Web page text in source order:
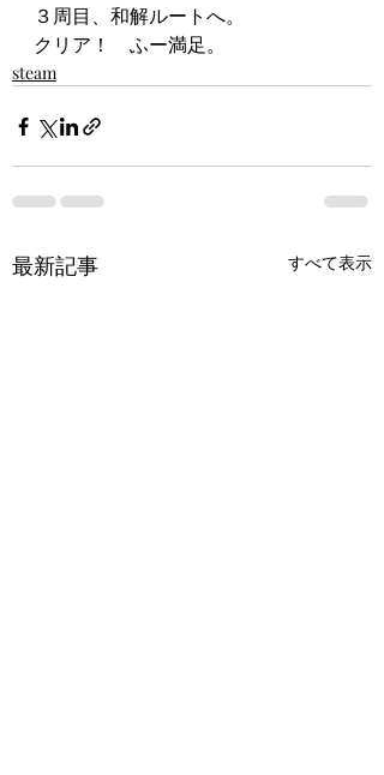
３周目、和解ルートへ。
クリア！　ふー満足。
steam
最新記事 すべて表示